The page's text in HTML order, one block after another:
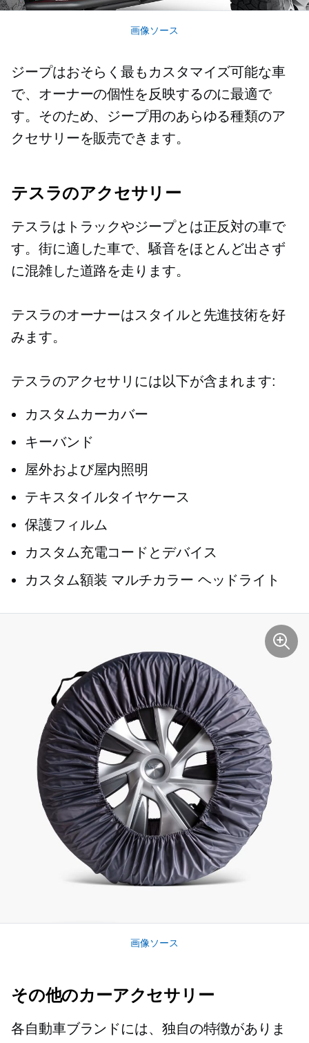
画像ソース
ジープはおそらく最もカスタマイズ可能な車
で、オーナーの個性を反映するのに最適で
す。そのため、ジープ用のあらゆる種類のア
クセサリーを販売できます。
テスラのアクセサリー
テスラはトラックやジープとは正反対の車で
す。街に適した車で、騒音をほとんど出さず
に混雑した道路を走ります。
テスラのオーナーはスタイルと先進技術を好
みます。
テスラのアクセサリには以下が含まれます:
カスタムカーカバー
キーバンド
屋外および屋内照明
テキスタイルタイヤケース
保護フィルム
カスタム充電コードとデバイス
カスタム額装 マルチカラー ヘッドライト
画像ソース
その他のカーアクセサリー
各自動車ブランドには、独自の特徴がありま